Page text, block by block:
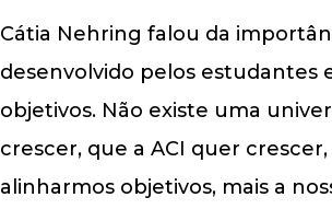
Cátia Nehring falou da
desenvolvido pelos estudantes
objetivos. Não existe uma
crescer, que a ACI quer
alinharmos objetivos, mais a